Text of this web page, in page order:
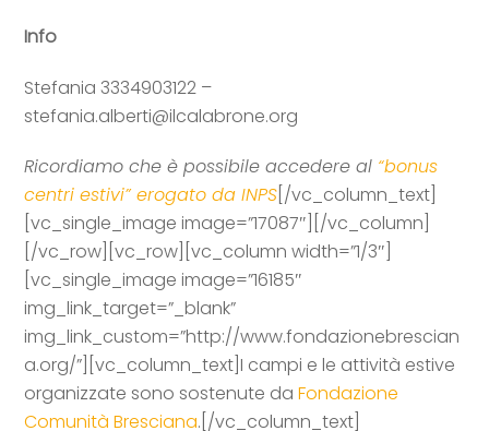
Info
Stefania 3334903122 –
stefania.alberti@ilcalabrone.org
Ricordiamo che è possibile accedere al “bonus
centri estivi” erogato da INPS [/vc_column_text]
[vc_single_image image=”17087″][/vc_column]
[/vc_row][vc_row][vc_column width=”1/3″]
[vc_single_image image=”16185″
img_link_target=”_blank”
img_link_custom=”http://www.fondazionebrescian
a.org/”][vc_column_text]I campi e le attività estive
organizzate sono sostenute daFondazione
Comunità Bresciana. [/vc_column_text]